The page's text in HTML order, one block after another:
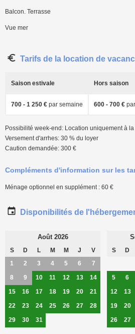
Balcon. Terrasse
Vue mer
Tarifs de la location de
Saison estivale Hors saison
700 - 1 250 € par semaine 600 - 700 €
Possibilité week-end: Location uniquement à
Versement d'arrhes: 30 % du loyer
Caution demandée: 300 €
Compléments d'information sur les
Ménage optionnel en supplément : 60 €
Disponibilités de
Août 2026
S D L M M J
V
1
2 3 4 5 6
7
8
9 10 11 12 13
14
15
16 17 18 19 20
21
22
23 24 25 26 27
28
29
30 31
S D
5
6
12
13
19
20
26
27